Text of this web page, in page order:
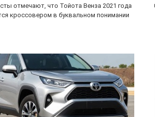
отмечают, что Тойота Венза 2021 года
кроссовером в буквальном понимании